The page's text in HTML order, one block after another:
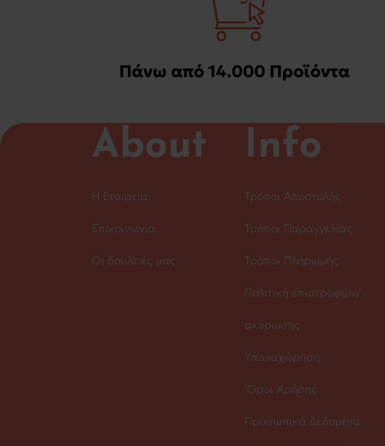
Πάνω από 14.000 Προϊόντα
About
Η Εταιρεία
Επικοινωνία
Οι δουλειές μας
Info
Τρόποι Αποστολής
Τρόποι Παραγγελίας
Τρόποι Πληρωμής
Πολιτική επιστροφών/
ακύρωσης
Υπαναχώρηση
'Οροι Χρήσης
Προσωπικά Δεδομένα